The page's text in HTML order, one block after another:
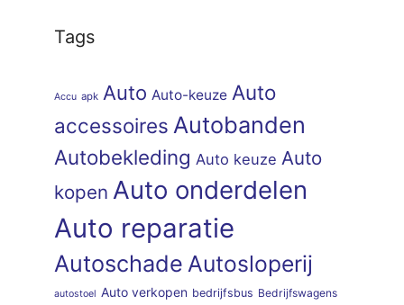
Tags
Accu apk Auto Auto-keuze Auto
accessoires Autobanden
Autobekleding Auto keuze Auto
kopen Auto onderdelen
Auto reparatie
Autoschade Autosloperij
autostoel Auto verkopen bedrijfsbus Bedrijfswagens